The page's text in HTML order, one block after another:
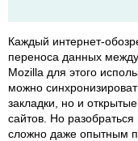
Каждый интернет-
переноса данных
Mozilla для этого
можно
закладки, но и
сайтов. Но
сложно даже опытным